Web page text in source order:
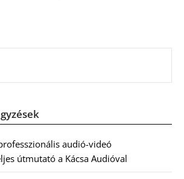
audió-videó
útmutató a Kácsa Audióval